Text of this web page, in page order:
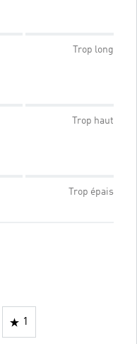
Trop long
Trop haut
Trop épais
1